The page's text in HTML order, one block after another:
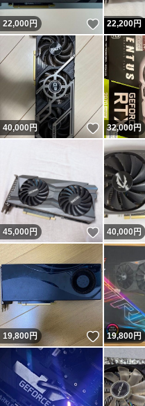
22,000円 いいね！
22,200円
40,000円 いいね！
32,000円
45,000円 いいね！
40,000 円
19,800円 いいね！
19,800円